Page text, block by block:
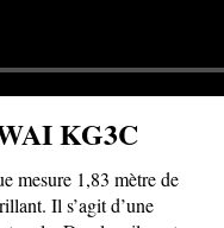
KG3C
mesure 1,83 mètre de
Il s’agit d’une